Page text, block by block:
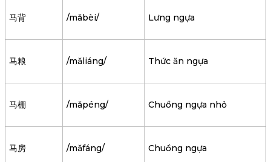
马背 /mǎbèi/ Lưng ngựa
马粮 /mǎliáng/ Thức ăn ngựa
马棚 /mǎpéng/ Chuồng ngựa nhỏ
马房 /mǎfáng/ Chuồng ngựa